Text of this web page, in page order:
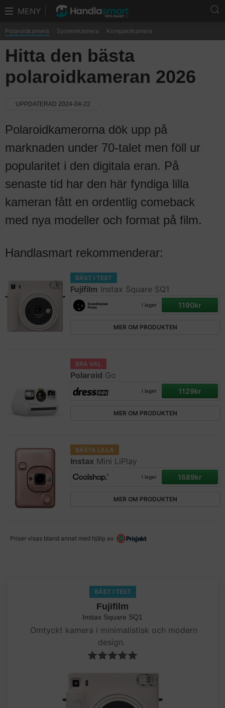
MENY
Polaroidkamera Systemkamera Kompaktkamera
Hitta den bästa
polaroidkameran 2026
UPPDATERAD 2024-04-22
Polaroidkamerorna dök upp på
marknaden under 70-talet men föll ur
popularitet i den digitala eran. På
senaste tid har den här fyndiga lilla
kameran fått en ordentlig comeback
med nya modeller och format på film.
Handlasmart rekommenderar:
BÄST I TEST
Fujifilm Instax Square SQ1
I lager 1190kr
MER OM PRODUKTEN
BRA VAL
Polaroid Go
I lager 1129kr
MER OM PRODUKTEN
BÄSTA LILLA
Instax Mini LiPlay
I lager 1689kr
MER OM PRODUKTEN
Priser visas bland annat med hjälp av
BÄST I TEST
Fujifilm
Instax Square SQ1
Omtyckt kamera i minimalistisk och modern
design.